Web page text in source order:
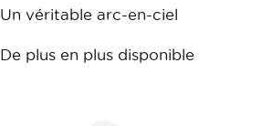
Un véritable arc-en-ciel
De plus en plus disponible